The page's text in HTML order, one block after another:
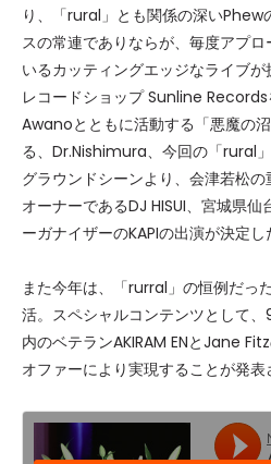
り、「rural」とも関係の深いPhew
スの常連でありならが、毎度アプ
いるカッティングエッジなライブ
レコードショップ Sunline
Awanoとともに活動する「悪魔の
る、Dr.Nishimura、今回の「rural
グラウンドシーンより、会津若松
オーナーであるDJ HISUI、宮城県
ーガナイザーのKAPIの出演が決定し
また今年は、「rurral」の恒例だっ
活。スペシャルコンテンツとして
内のベテランAKIRAM ENとJane
オファーにより実現することが発表